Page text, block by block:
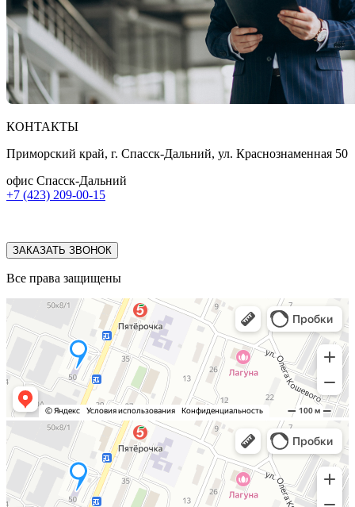
КОНТАКТЫ
Приморский край, г. Спасск-Дальний, ул. Краснознаменная 50
офис Спасск-Дальний
+7 (423) 209-00-15
ЗАКАЗАТЬ ЗВОНОК
Все права защищены